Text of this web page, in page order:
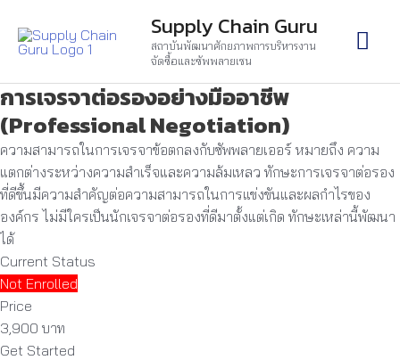
content
Supply Chain Guru
สถาบันพัฒนาศักยภาพการบริหารงาน
จัดซื้อและซัพพลายเชน
การเจรจาต่อรองอย่างมืออาชีพ
(Professional Negotiation)
ความสามารถในการเจรจาข้อตกลงกับซัพพลายเออร์ หมายถึง ความ
แตกต่างระหว่างความสำเร็จและความล้มเหลว ทักษะการเจรจาต่อรอง
ที่ดีขึ้นมีความสำคัญต่อความสามารถในการแข่งขันและผลกำไรของ
องค์กร ไม่มีใครเป็นนักเจรจาต่อรองที่ดีมาตั้งแต่เกิด ทักษะเหล่านี้พัฒนา
ได้
Current Status
Not Enrolled
Price
3,900 บาท
Get Started